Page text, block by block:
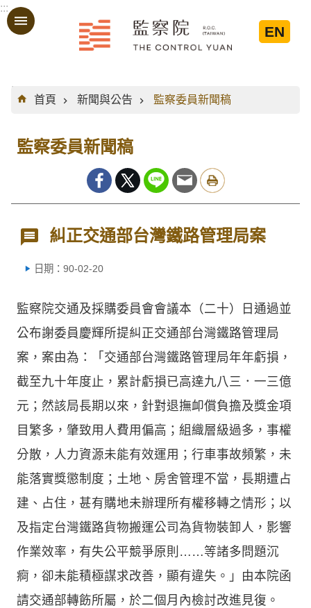
跳到主要內容區塊
:::
EN
:::
首頁
新聞與公告 監察委員新聞稿
監察委員新聞稿
糾正交通部台灣鐵路管理局案
日期：90-02-20
監察院交通及採購委員會會議本（二十）日通過並
公布謝委員慶輝所提糾正交通部台灣鐵路管理局
案，案由為：「交通部台灣鐵路管理局年年虧損，
截至九十年度止，累計虧損已高達九八三．一三億
元；然該局長期以來，針對退撫卹償負擔及獎金項
目繁多，肇致用人費用偏高；組織層級過多，事權
分散，人力資源未能有效運用；行車事故頻繁，未
能落實獎懲制度；土地、房舍管理不當，長期遭占
建、占住，甚有購地未辦理所有權移轉之情形；以
及指定台灣鐵路貨物搬運公司為貨物裝卸人，影響
作業效率，有失公平競爭原則……等諸多問題沉
痾，卻未能積極謀求改善，顯有違失。」由本院函
請交通部轉飭所屬，於二個月內檢討改進見復。